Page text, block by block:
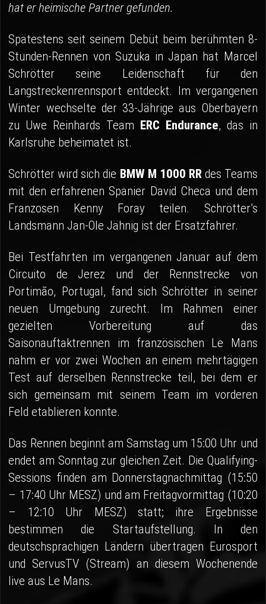
hat er heimische Partner gefunden.
Spätestens seit seinem Debüt beim berühmten 8-
Stunden-Rennen von Suzuka in Japan hat Marcel
Schrötter seine Leidenschaft für den
Langstreckenrennsport entdeckt. Im vergangenen
Winter wechselte der 33-Jährige aus Oberbayern
zu Uwe Reinhards Team ERC Endurance, das in
Karlsruhe beheimatet ist.
Schrötter wird sich die BMW M 1000 RRdes Teams
mit den erfahrenen Spanier David Checa und dem
Franzosen Kenny Foray teilen. Schrötter’s
Landsmann Jan-Ole Jähnig ist der Ersatzfahrer.
Bei Testfahrten im vergangenen Januar auf dem
Circuito de Jerez und der Rennstrecke von
Portimão, Portugal, fand sich Schrötter in seiner
neuen Umgebung zurecht. Im Rahmen einer
gezielten Vorbereitung auf das
Saisonauftaktrennen im französischen Le Mans
nahm er vor zwei Wochen an einem mehrtägigen
Test auf derselben Rennstrecke teil, bei dem er
sich gemeinsam mit seinem Team im vorderen
Feld etablieren konnte.
Das Rennen beginnt am Samstag um 15:00 Uhr und
endet am Sonntag zur gleichen Zeit. Die Qualifying-
Sessions finden am Donnerstagnachmittag (15:50
– 17:40 Uhr MESZ) und am Freitagvormittag (10:20
– 12:10 Uhr MESZ) statt; ihre Ergebnisse
bestimmen die Startaufstellung. In den
deutschsprachigen Ländern übertragen Eurosport
und ServusTV (Stream) an diesem Wochenende
live aus Le Mans.